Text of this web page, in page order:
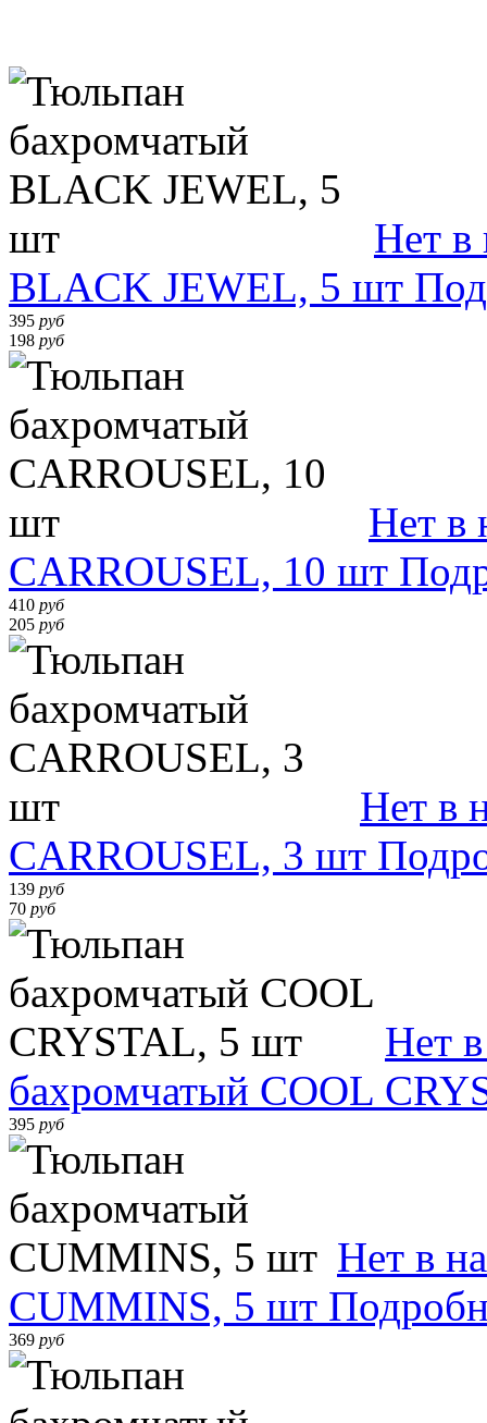
Нет в
BLACK JEWEL, 5 шт
395 руб
198 руб
Нет в
CARROUSEL, 10 шт
410 руб
205 руб
Нет в
CARROUSEL, 3 шт
139 руб
70 руб
Нет
бахромчатый COOL
395 руб
Нет в
CUMMINS, 5 шт
369 руб